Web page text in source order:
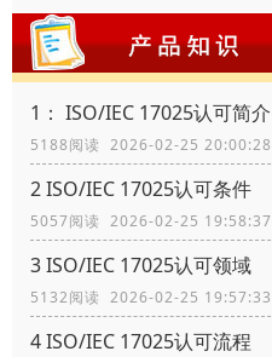
1： ISO/IEC 17025认可简介
5188阅读 2026-02-25 20:00:28
2 ISO/IEC 17025认可条件
5057阅读 2026-02-25 19:58:37
3 ISO/IEC 17025认可领域
5132阅读 2026-02-25 19:57:33
4 ISO/IEC 17025认可流程